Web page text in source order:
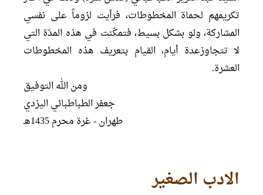
تكريمهم لحماة المخطوطات، فرأيت لزوماً على نفسي
المشاركة، ولو بشكل بسيط، فتمكّنت في هذه المدّة التي
لا تتجاوزعدة أيام، القيام بتعريف هذه المخطوطات
العشرة.
ومن الله التوفيق
جعفر الطباطبائي اليزدي
طهران - غرة محرم 1435هـ
الادب الصغیر